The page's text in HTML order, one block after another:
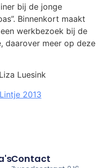
bij de jonge
Binnenkort maakt
werkbezoek bij de
daarover meer op deze
Luesink
2013
Contact